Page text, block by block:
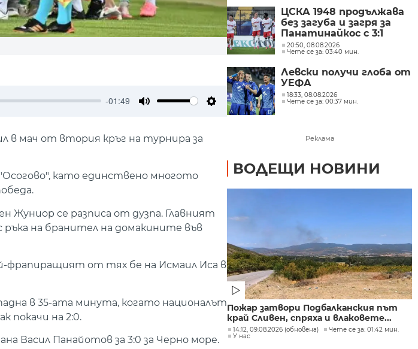
-01:49
Settings
мач от втория кръг на турнира за
като единствено многото
Жуниор се разписа от дузпа. Главният
ръка на бранител на домакините във
фрапиращият от тях бе на Исмаил Иса в
в 35-ата минута, когато националът
покачи на 2:0.
Васил Панайотов за 3:0 за Черно море.
ЦСКА 1948 продължава
без загуба и загря за
Панатинайкос с 3:1
20:50, 08.08.2026
Чете се за: 03:40 мин.
Левски получи глоба от
УЕФА
18:33, 08.08.2026
Чете се за: 00:37 мин.
Реклама
ВОДЕЩИ НОВИНИ
Пожар затвори Подбалканския път
край Сливен, спряха и влаковете...
14:12, 09.08.2026 (обновена)
Чете се за: 01:42 мин.
У нас